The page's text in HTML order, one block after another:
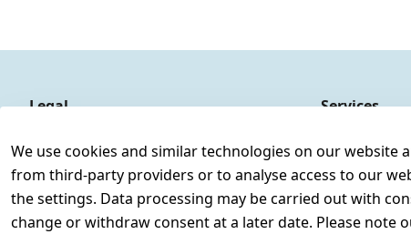
We use cookies and similar technologies on our website
from third-party providers or to analyse access to our
the settings. Data processing may be carried out with
change or withdraw consent at a later date. Please note
Legal
Legal disclosure
Privacy Policy
Declaration of accessibility
Services
Register